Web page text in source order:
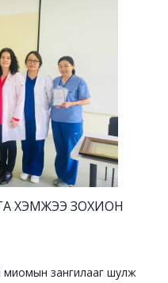
ХЭМЖЭЭ ЗОХИОН
миомын зангилааг шулж